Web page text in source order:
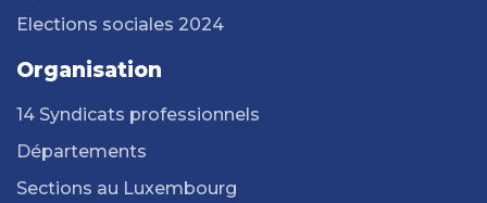
Elections sociales 2024
Organisation
14 Syndicats professionnels
Départements
Sections au Luxembourg